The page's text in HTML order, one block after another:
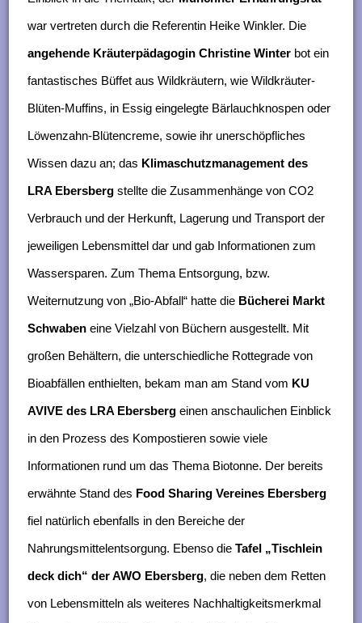
war vertreten durch die Referentin Heike Winkler. Die
angehende Kräuterpädagogin Christine Winterbot ein
fantastisches Büffet aus Wildkräutern, wie Wildkräuter-
Blüten-Muffins, in Essig eingelegte Bärlauchknospen oder
Löwenzahn-Blütencreme, sowie ihr unerschöpfliches
Wissen dazu an; das Klimaschutzmanagement des
LRA Ebersbergstellte die Zusammenhänge von CO2
Verbrauch und der Herkunft, Lagerung und Transport der
jeweiligen Lebensmittel dar und gab Informationen zum
Wassersparen. Zum Thema Entsorgung, bzw.
Weiternutzung von „Bio-Abfall“ hatte die Bücherei Markt
Schwabeneine Vielzahl von Büchern ausgestellt. Mit
großen Behältern, die unterschiedliche Rottegrade von
Bioabfällen enthielten, bekam man am Stand vom KU
AVIVE des LRA Ebersbergeinen anschaulichen Einblick
in den Prozess des Kompostieren sowie viele
Informationen rund um das Thema Biotonne. Der bereits
erwähnte Stand des Food Sharing Vereines Ebersberg
fiel natürlich ebenfalls in den Bereiche der
Nahrungsmittelentsorgung. Ebenso die Tafel „Tischlein
deck dich“ der AWO Ebersberg, die neben dem Retten
von Lebensmitteln als weiteres Nachhaltigkeitsmerkmal